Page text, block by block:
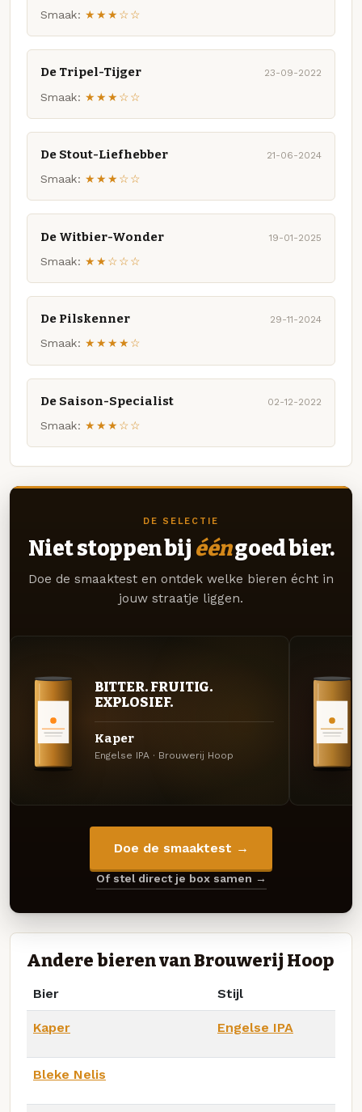
Smaak: ★★★☆☆
De Tripel-Tijger 23-09-2022
Smaak: ★★★☆☆
De Stout-Liefhebber 21-06-2024
Smaak: ★★★☆☆
De Witbier-Wonder 19-01-2025
Smaak: ★★☆☆☆
De Pilskenner 29-11-2024
Smaak: ★★★★☆
De Saison-Specialist 02-12-2022
Smaak: ★★★☆☆
DE SELECTIE
Niet stoppen bij ééngoed bier.
Doe de smaaktest en ontdek welke bieren écht in
jouw straatje liggen.
BITTER. FRUITIG.
EXPLOSIEF.
Kaper
Engelse IPA · Brouwerij Hoop
Doe de smaaktest →
Of stel direct je box samen →
Andere bieren van Brouwerij Hoop
Bier Stijl
Kaper Engelse IPA
Bleke Nelis